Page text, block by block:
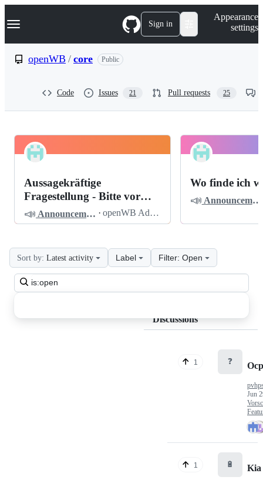
k
p
Navigation Menu Sign in
Appearance
settings
openWB / core Public
Code Issues 21 Pull requests 25
openWB
Discussions
Pinned
Aussagekräftige
Fragestellung - Bitte vor
dem Posten lesen
📣 Announcements · openWB Admin
Wo finde ich
📣 Announcements
Search
all
Sort by: Latest activity Label Filter: Open
Discussions
1 ❓
Jun
1 🔋 Kia